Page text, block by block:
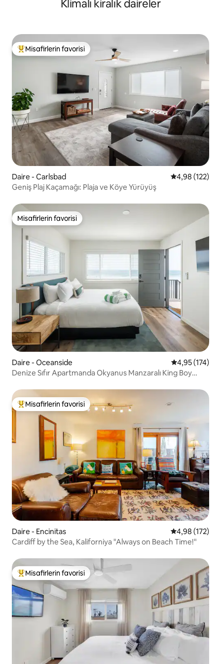
Klimalı kiralık daireler
Misafirlerin favorilerinden en beğenilenler arasında
Misafirlerin favorisi
Daire - Carlsbad 5 üzerinden
4,98 (122)
Geniş Plaj Kaçamağı: Plaja ve Köye Yürüyüş
Misafirlerin favorisi
Misafirlerin favorisi
Daire - Oceanside 5 üzerinden
4,95 (174)
Denize Sıfır Apartmanda Okyanus Manzaralı King Boy
Misafirlerin favorilerinden en beğenilenler arasında
Misafirlerin favorisi
Daire - Encinitas 5 üzerinden
4,98 (172)
Cardiff by the Sea, Kaliforniya "Always on Beach Time!"
Misafirlerin favorilerinden en beğenilenler arasında
Misafirlerin favorisi